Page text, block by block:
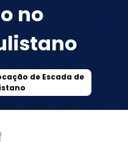
no
de Escada de